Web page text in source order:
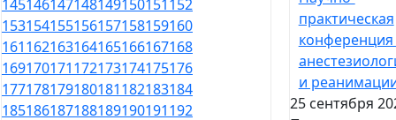
145146147148149150151152
153154155156157158159160
161162163164165166167168
169170171172173174175176
177178179180181182183184
185186187188189190191192
практическая
и
25 сентября